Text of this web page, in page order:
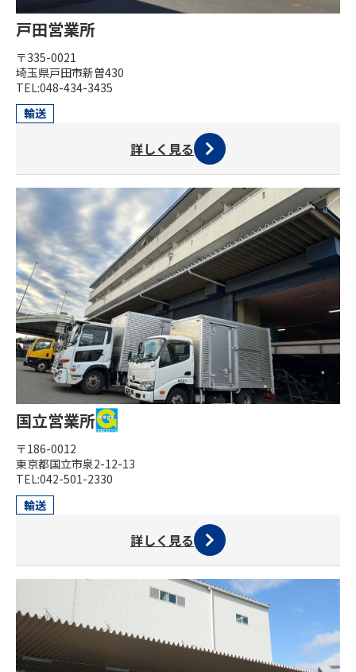
戸田営業所
〒335-0021
埼玉県戸田市新曽430
TEL:048-434-3435
輸送
詳しく見る
国立営業所
〒186-0012
東京都国立市泉2-12-13
TEL:042-501-2330
輸送
詳しく見る